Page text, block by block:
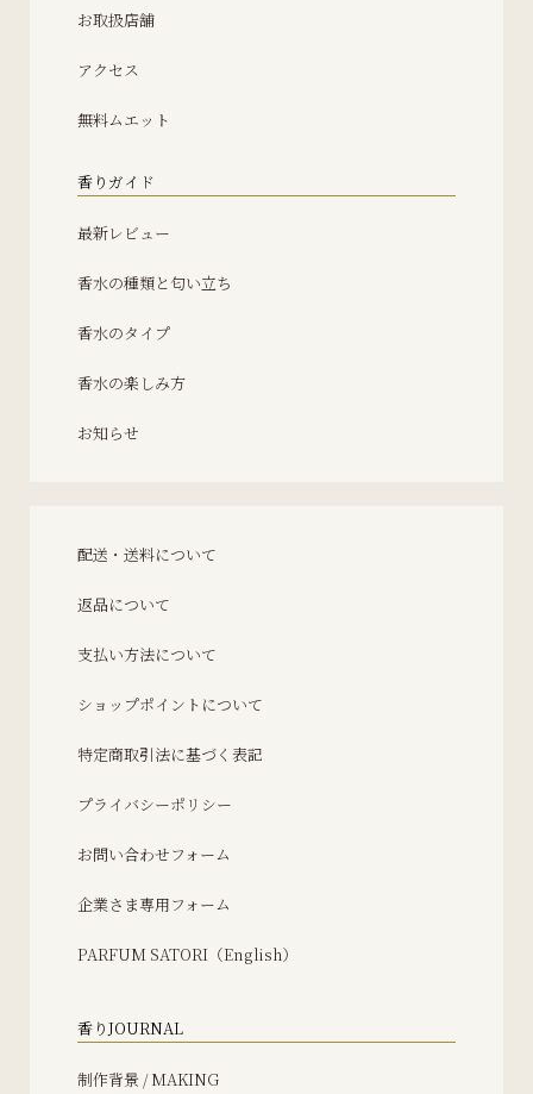
お取扱店舗
アクセス
無料ムエット
香りガイド
最新レビュー
香水の種類と匂い立ち
香水のタイプ
香水の楽しみ方
お知らせ
配送・送料について
返品について
支払い方法について
ショップポイントについて
特定商取引法に基づく表記
プライバシーポリシー
お問い合わせフォーム
企業さま専用フォーム
PARFUM SATORI（English）
香りJOURNAL
制作背景 / MAKING